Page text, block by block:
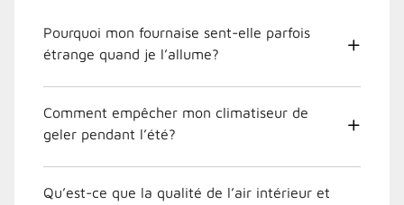
Pourquoi mon fournaise sent-elle parfois
étrange quand je l’allume?
Comment empêcher mon climatiseur de
geler pendant l’été?
Qu’est-ce que la qualité de l’air intérieur et